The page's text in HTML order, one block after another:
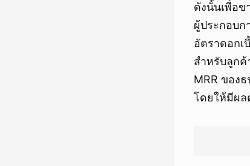
ดังนั้นเพื่อข
ผู้ประกอบก
อัตราดอกเ
สำหรับลูกค้
MRR ของ
โดยให้มีผล